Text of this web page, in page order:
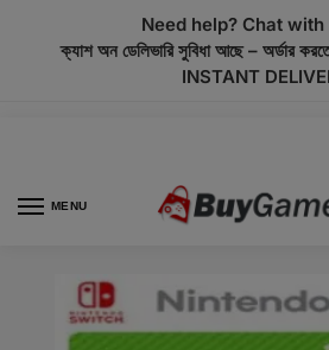
Need help? Chat
ক্যাশ অন ডেলিভারি সুবিধা আছে – অর্ডার
INSTANT
MENU